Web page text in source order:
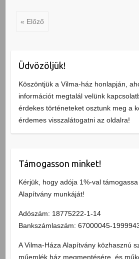
« Előző
Üdvözöljük!
Köszöntjük a Vilma-ház honlapján,
információt megtalál velünk
érdekes történeteket osztunk meg a
érdemes visszalátogatni az oldalra!
Támogasson minket!
Kérjük, hogy adója 1%-val
Alapítvány munkáját!
Adószám: 18775222-1-14
Bankszámlaszám: 67000045-
A Vilma-Háza Alapítvány közhasznú
műemlék ház megmentésére, és